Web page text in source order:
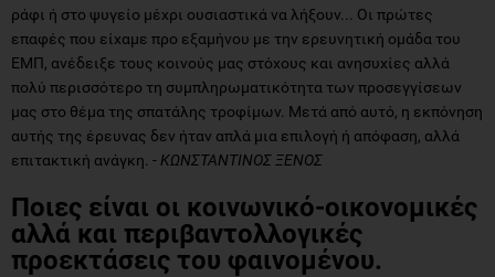
ράφι ή στο ψυγείο μέχρι ουσιαστικά να λήξουν... Οι πρώτες
επαφές που είχαμε προ εξαμήνου με την ερευνητική ομάδα του
ΕΜΠ, ανέδειξε τους κοινούς μας στόχους και ανησυχίες αλλά
πολύ περισσότερο τη συμπληρωματικότητα των προσεγγίσεων
μας στο θέμα της σπατάλης τροφίμων. Μετά από αυτό, η εκπόνηση
αυτής της έρευνας δεν ήταν απλά μια επιλογή ή απόφαση, αλλά
επιτακτική ανάγκη. - ΚΩΝΣΤΑΝΤΙΝΟΣ ΞΕΝΟΣ
Ποιες είναι οι κοινωνικό-οικονομικές
αλλά και περιβαντολλογικές
προεκτάσεις του φαινομένου.